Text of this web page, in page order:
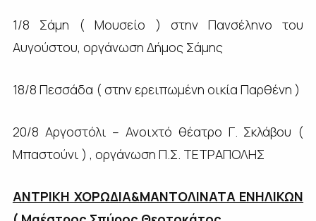
1/8 Σάμη ( Μουσείο ) στην Πανσέληνο του
Αυγούστου, οργάνωση Δήμος Σάμης
18/8 Πεσσάδα ( στην ερειπωμένη οικία Παρθένη )
20/8 Αργοστόλι – Ανοιχτό θέατρο Γ. Σκλάβου (
Μπαστούνι ) , οργάνωση Π.Σ. ΤΕΤΡΑΠΟΛΗΣ
ΑΝΤΡΙΚΗ ΧΟΡΩΔΙΑ&ΜΑΝΤΟΛΙΝΑΤΑ ΕΝΗΛΙΚΩΝ